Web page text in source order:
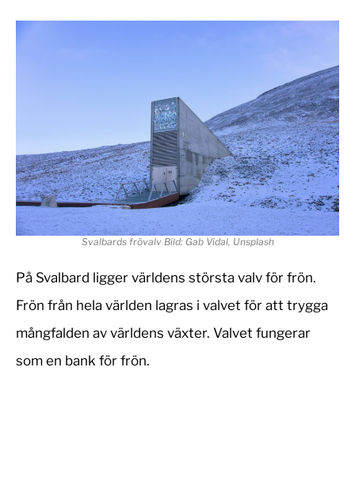
Svalbards frövalv Bild: Gab Vidal, Unsplash
På Svalbard ligger världens största valv för frön.
Frön från hela världen lagras i valvet för att trygga
mångfalden av världens växter. Valvet fungerar
som en bank för frön.